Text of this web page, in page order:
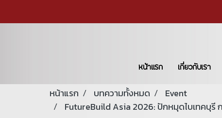
หน้าแรก เกี่ยวกับเรา
หน้าแรก บทความทั้งหมด
Event
FutureBuild Asia 2026: ปักหมุดไบเทคบุรี